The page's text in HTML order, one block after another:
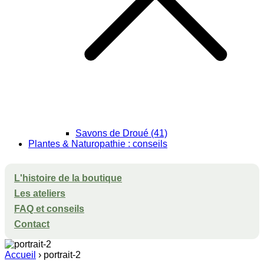
Savons de Droué (41)
Plantes & Naturopathie : conseils
L'histoire de la boutique
Les ateliers
FAQ et conseils
Contact
Accueil › portrait-2